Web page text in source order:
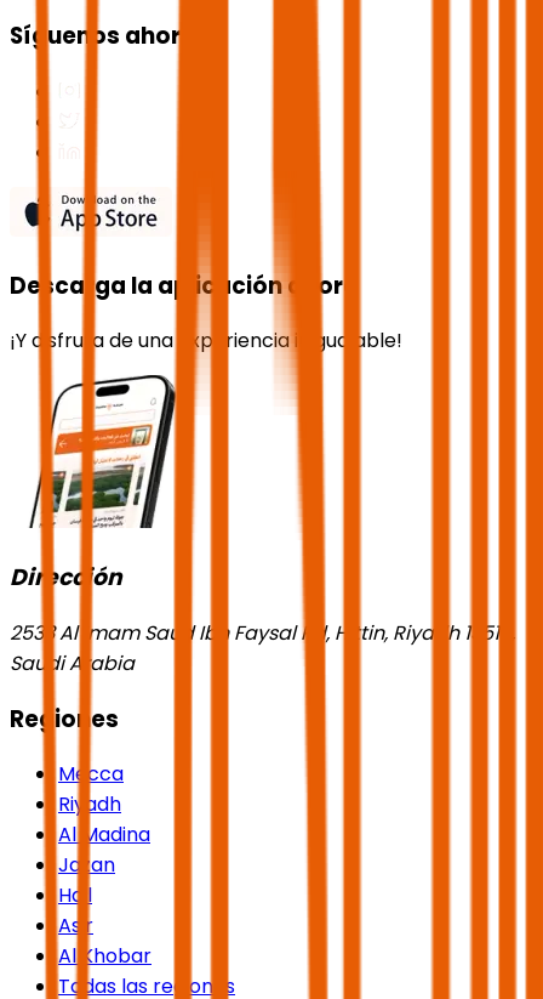
Síguenos ahora
Descarga la aplicación ahora
¡Y disfruta de una experiencia inigualable!
Dirección
2533 Al Imam Saud Ibn Faysal Rd, Hittin, Riyadh 13518,
Saudi Arabia
Regiones
Mecca
Riyadh
Al Madina
Jazan
Hail
Asir
Al Khobar
Todas las regiones